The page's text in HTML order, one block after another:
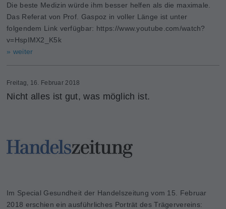
Die beste Medizin würde ihm besser helfen als die maximale.
Das Referat von Prof. Gaspoz in voller Länge ist unter
folgendem Link verfügbar: https://www.youtube.com/watch?
v=HspIMX2_K5k
» weiter
Freitag, 16. Februar 2018
Nicht alles ist gut, was möglich ist.
Im Special Gesundheit der Handelszeitung vom 15. Februar
2018 erschien ein ausführliches Porträt des Trägervereins: